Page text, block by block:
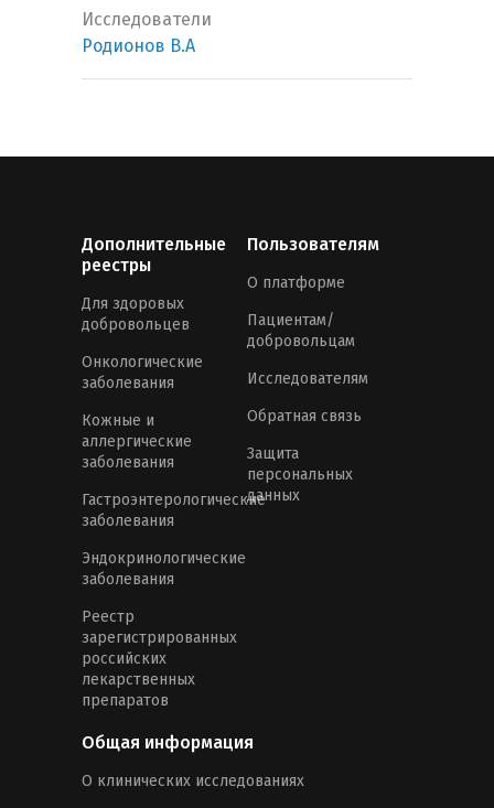
Исследователи
Родионов В.А
Дополнительные
реестры
Для здоровых
добровольцев
Онкологические
заболевания
Кожные и
аллергические
заболевания
Гастроэнтерологические
заболевания
Эндокринологические
заболевания
Реестр
зарегистрированных
российских
лекарственных
препаратов
Пользователям
О платформе
Пациентам/
добровольцам
Исследователям
Обратная связь
Защита
персональных
данных
Общая информация
О клинических исследованиях